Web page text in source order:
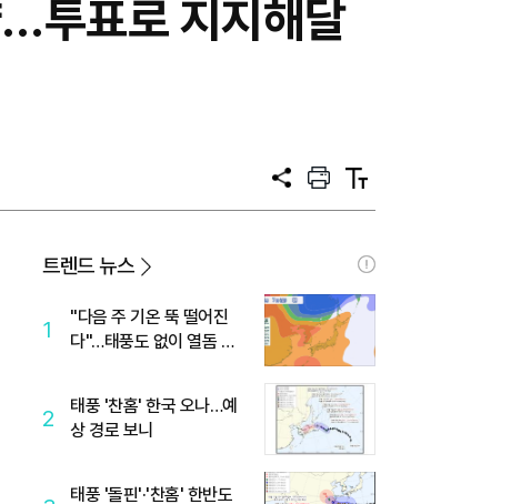
투표로 지지해달
공
프
트
텍
트
트렌드 뉴스
1
"다음 주 기온 뚝 떨어진
다"…태풍도 없이 열돔 박
2
태풍 '찬홈' 한국 오나…예
상 경로 보니
태풍 '돌핀'·'찬홈' 한반도